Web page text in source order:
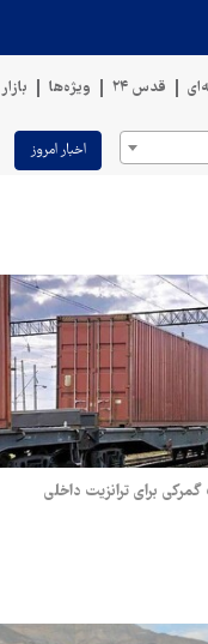
قدس ۲۴ ویژه‌ها بازار
اخبار امروز
برای ترانزیت داخلی